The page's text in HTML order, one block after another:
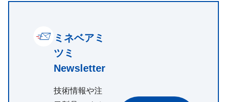
ミネベアミ
ツミ
Newsletter
技術情報や注